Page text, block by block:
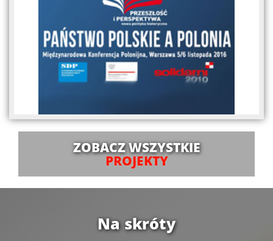
ZOBACZ WSZYSTKIE
PROJEKTY
Na skróty